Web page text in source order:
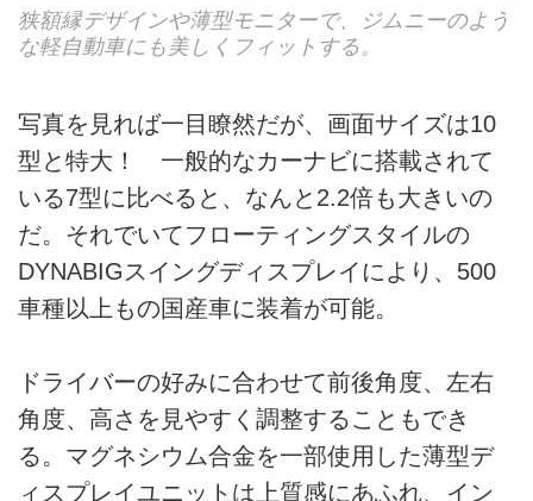
狭額縁デザインや薄型モニターで、ジムニーのよう
な軽自動車にも美しくフィットする。
写真を見れば一目瞭然だが、画面サイズは10
型と特大！ 一般的なカーナビに搭載されて
いる7型に比べると、なんと2.2倍も大きいの
だ。それでいてフローティングスタイルの
DYNABIGスイングディスプレイにより、500
車種以上もの国産車に装着が可能。
ドライバーの好みに合わせて前後角度、左右
角度、高さを見やすく調整することもでき
る。マグネシウム合金を一部使用した薄型デ
ィスプレイユニットは上質感にあふれ、イン